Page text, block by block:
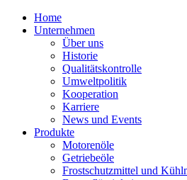
Home
Unternehmen
Über uns
Historie
Qualitätskontrolle
Umweltpolitik
Kooperation
Karriere
News und Events
Produkte
Motorenöle
Getriebeöle
Frostschutzmittel und